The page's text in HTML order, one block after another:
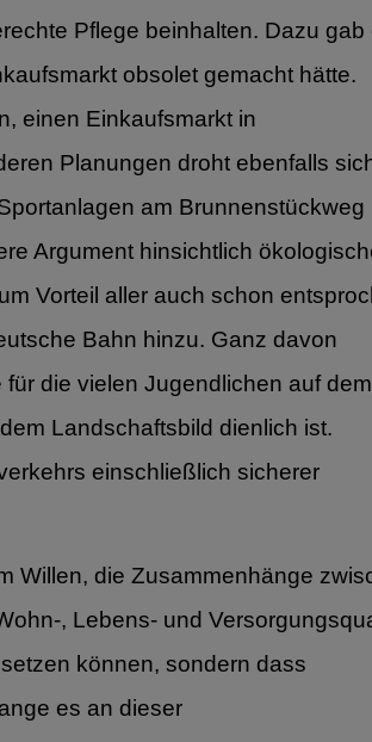
Pflege beinhalten. Dazu gab
obsolet gemacht hätte.
einen Einkaufsmarkt in
Planungen droht ebenfalls
am Brunnenstückweg
Argument hinsichtlich
Vorteil aller auch schon
Bahn hinzu. Ganz davon
die vielen Jugendlichen auf
Landschaftsbild dienlich ist.
einschließlich sicherer
Willen, die Zusammenhänge
, Lebens- und
können, sondern dass
es an dieser